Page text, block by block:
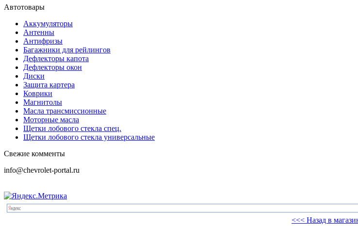
Автотовары
Аккумуляторы
Антенны
Антифризы
Багажники для рейлингов
Дефлекторы капота
Дефлекторы окон
Диски
Защита картера
Коврики
Магнитолы
Масла трансмиссионные
Моторные масла
Щетки лобового стекла спец.
Щетки лобового стекла универсальные
Свежие комменты
info@chevrolet-portal.ru
<<< Назад в